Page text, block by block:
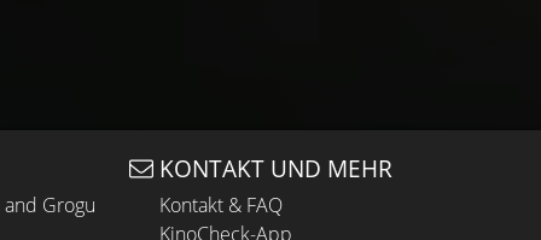
Grogu
KONTAKT UND MEHR
Kontakt & FAQ
KinoCheck-App